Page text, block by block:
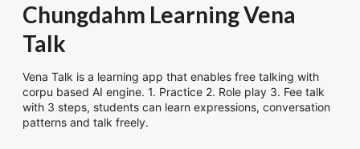
Chungdahm Learning Vena
Talk
Vena Talk is a learning app that enables free talking with
corpu based AI engine. 1. Practice 2. Role play 3. Fee talk
with 3 steps, students can learn expressions, conversation
patterns and talk freely.